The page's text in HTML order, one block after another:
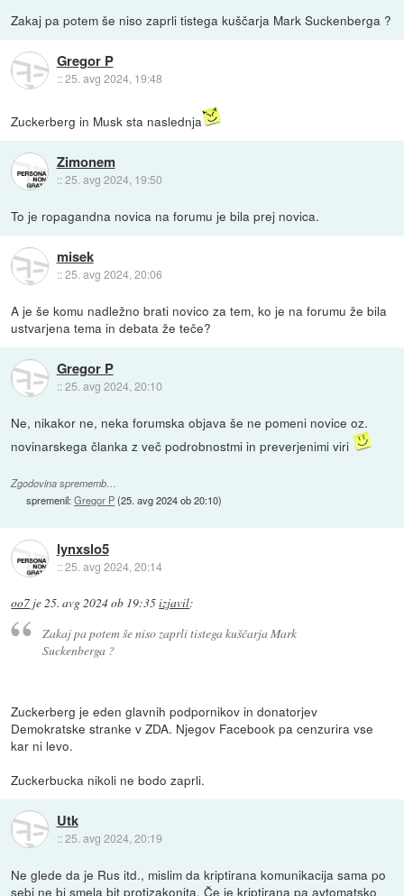
Zakaj pa potem še niso zaprli tistega kuščarja Mark Suckenberga ?
Gregor P
::25. avg 2024, 19:48
Zuckerberg in Musk sta naslednja
Zimonem
::25. avg 2024, 19:50
To je ropagandna novica na forumu je bila prej novica.
misek
::25. avg 2024, 20:06
A je še komu nadležno brati novico za tem, ko je na forumu že bila
ustvarjena tema in debata že teče?
Gregor P
::25. avg 2024, 20:10
Ne, nikakor ne, neka forumska objava še ne pomeni novice oz.
novinarskega članka z več podrobnostmi in preverjenimi viri
Zgodovina sprememb…
spremenil:Gregor P(25. avg 2024 ob 20:10)
lynxslo5
::25. avg 2024, 20:14
oo7 je25. avg 2024 ob 19:35izjavil:
Zakaj pa potem še niso zaprli tistega kuščarja Mark
Suckenberga ?
Zuckerberg je eden glavnih podpornikov in donatorjev
Demokratske stranke v ZDA. Njegov Facebook pa cenzurira vse
kar ni levo.
Zuckerbucka nikoli ne bodo zaprli.
Utk
::25. avg 2024, 20:19
Ne glede da je Rus itd., mislim da kriptirana komunikacija sama po
sebi ne bi smela bit protizakonita. Če je kriptirana pa avtomatsko